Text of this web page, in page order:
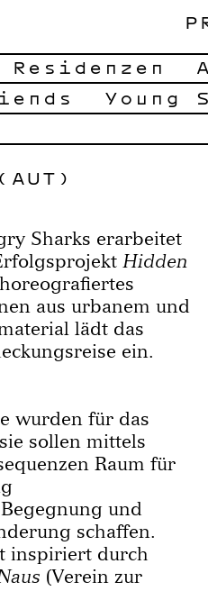
Young
Residenzen
Sharks erarbeitet
Hidden
aus urbanem und
lädt das
ein.
wurden für das
sollen mittels
Raum für
und
schaffen.
inspiriert durch
(Verein zur